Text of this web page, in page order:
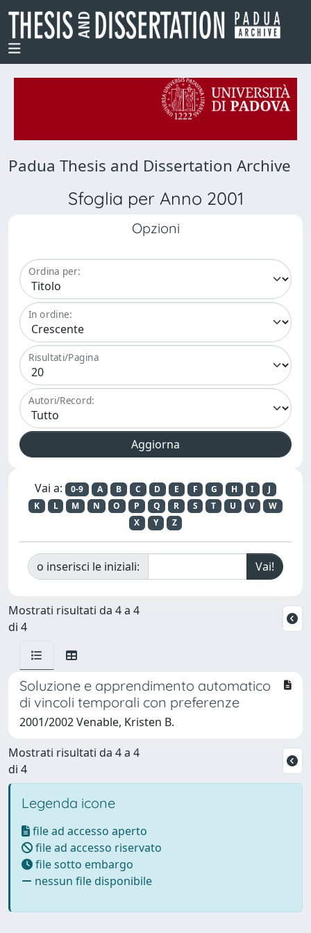
Padua Thesis and Dissertation Archive
Sfoglia per Anno 2001
Opzioni
Ordina per:
In ordine:
Risultati/Pagina
Autori/Record:
Vai a: 0-9 A B C D E F G H I
J
K
L M N O P Q R S T U V
W
X
Y Z
o inserisci le iniziali:
Mostrati risultati da 4 a 4
di 4
Soluzione e apprendimento automatico
di vincoli temporali con preferenze
2001/2002 Venable, Kristen B.
Mostrati risultati da 4 a 4
di 4
Legenda icone
file ad accesso aperto
file ad accesso riservato
file sotto embargo
nessun file disponibile